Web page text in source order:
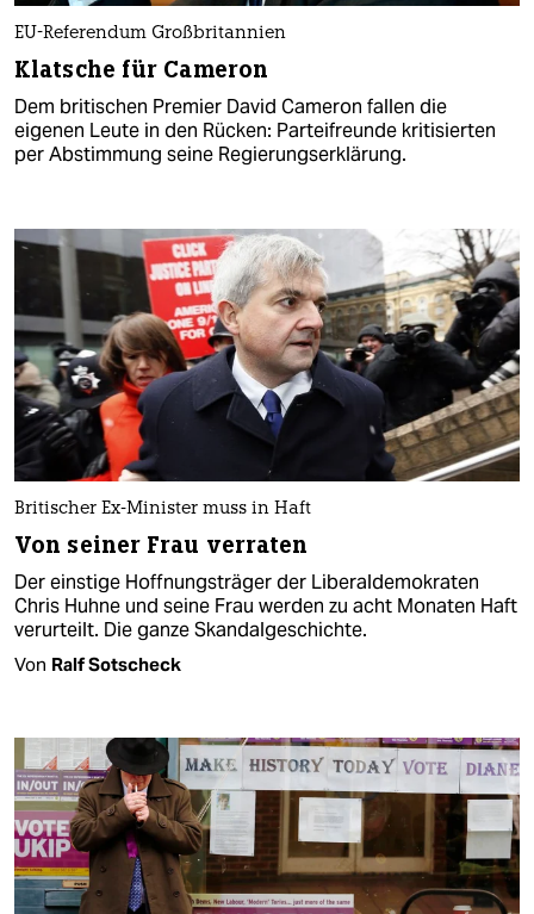
EU-Referendum Großbritannien
Klatsche für Cameron
Dem britischen Premier David Cameron fallen die
eigenen Leute in den Rücken: Parteifreunde kritisierten
per Abstimmung seine Regierungserklärung.
Britischer Ex-Minister muss in Haft
Von seiner Frau verraten
Der einstige Hoffnungsträger der Liberaldemokraten
Chris Huhne und seine Frau werden zu acht Monaten Haft
verurteilt. Die ganze Skandalgeschichte.
Von Ralf Sotscheck